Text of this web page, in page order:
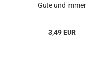
Gute und immer
3,49 EUR